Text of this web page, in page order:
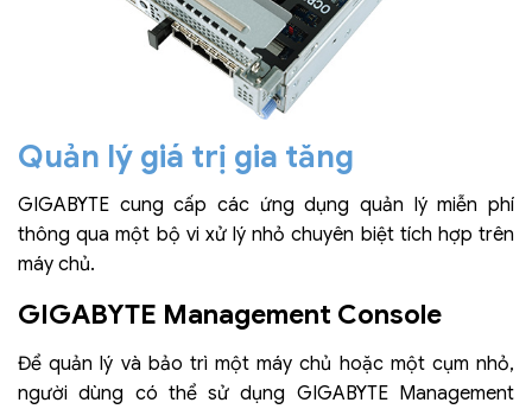
Quản lý giá trị gia tăng
GIGABYTE cung cấp các ứng dụng quản lý miễn phí
thông qua một bộ vi xử lý nhỏ chuyên biệt tích hợp trên
máy chủ.
GIGABYTE Management Console
Để quản lý và bảo trì một máy chủ hoặc một cụm nhỏ,
người dùng có thể sử dụng GIGABYTE Management